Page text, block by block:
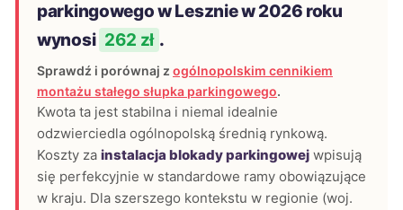
parkingowego w Lesznie w 2026 roku
wynosi 262 zł .
Sprawdź i porównaj z ogólnopolskim cennikiem
montażu stałego słupka parkingowego.
Kwota ta jest stabilna i niemal idealnie
odzwierciedla ogólnopolską średnią rynkową.
Koszty za instalacja blokady parkingowej wpisują
się perfekcyjnie w standardowe ramy obowiązujące
w kraju. Dla szerszego kontekstu w regionie (woj.